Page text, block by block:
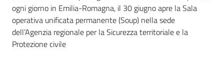
Cerca
un
comunicato
ogni giorno in Emilia-Romagna, il 30 giugno apre la Sala
operativa unificata permanente (Soup) nella sede
dell’Agenzia regionale per la Sicurezza territoriale e la
Protezione civile